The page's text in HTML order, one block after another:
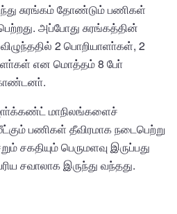
சுரங்கம் தோண்டும் பணிகள்
அப்போது சுரங்கத்தின்
விழுந்ததில் 2 பொறியாளா்கள், 2
என மொத்தம் 8 போ்
மாநிலங்களைச்
பணிகள் தீவிரமாக நடைபெற்று
சகதியும் பெருமளவு இருப்பது
சவாலாக இருந்து வந்தது.